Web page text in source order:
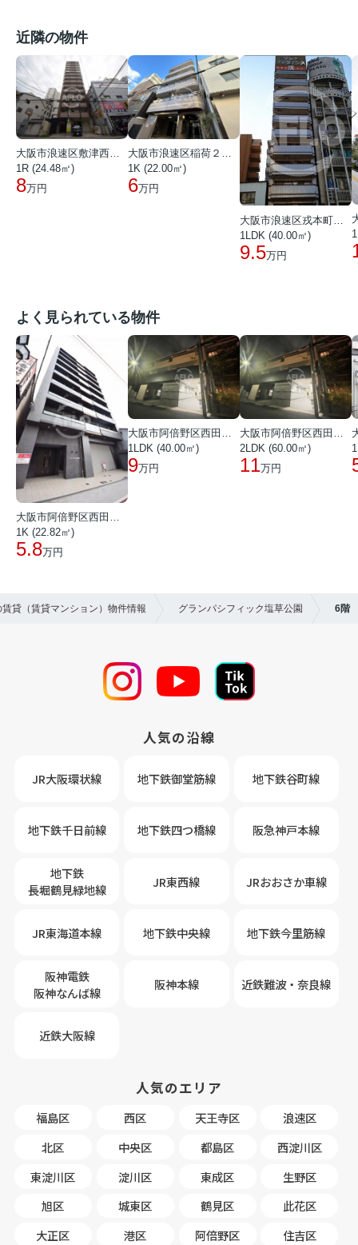
近隣の物件
大阪市浪速区敷津西１丁目
1R (24.48㎡)
8万円
大阪市浪速区稲荷２丁目
1K (22.00㎡)
6万円
1LDK (40.00㎡)
9.5万円
よく見られている物件
1K (22.82㎡)
5.8万円
1LDK (40.00㎡)
9万円
2LDK (60.00㎡)
11万円
貸（賃貸マンション）物件情報 グランパシフィック塩草公園 6階
人気の沿線
JR大阪環状線 地下鉄御堂筋線 地下鉄谷町線
地下鉄千日前線 地下鉄四つ橋線 阪急神戸本線
地下鉄
長堀鶴見緑地線
JR東西線 JRおおさか車線
JR東海道本線 地下鉄中央線 地下鉄今里筋線
阪神電鉄
阪神なんば線
阪神本線 近鉄難波・奈良線
近鉄大阪線
人気のエリア
福島区 西区 天王寺区
浪速区
北区
中央区 都島区
西淀川区
東淀川区
淀川区 東成区
生野区
旭区
城東区 鶴見区
此花区
大正区
港区 阿倍野区
住吉区